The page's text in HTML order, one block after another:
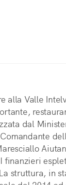
alla Valle
dal
finanzieri
struttura, in